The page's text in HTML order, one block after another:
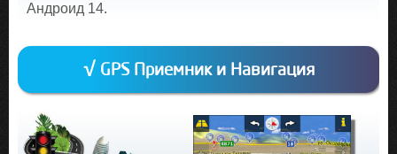
Андроид 14.
√ GPS Приемник и Навигация